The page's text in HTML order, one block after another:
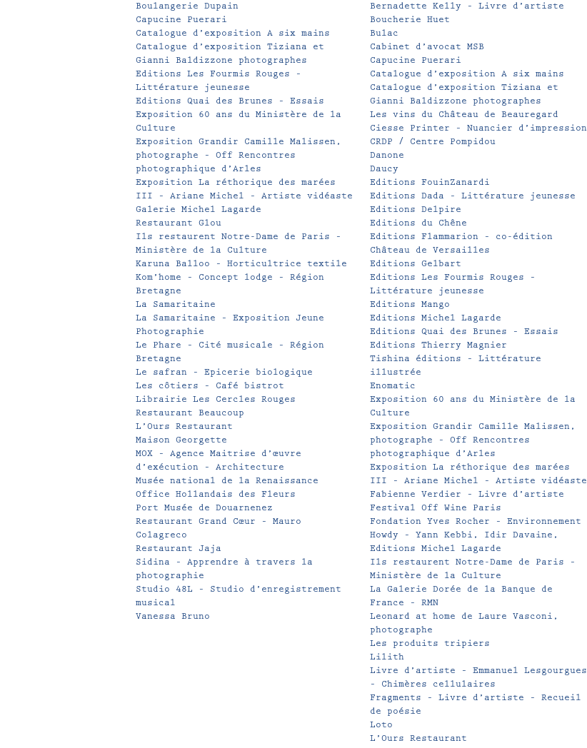
Boulangerie Dupain
Capucine Puerari
Catalogue d’exposition A six mains
Catalogue d’exposition Tiziana et
Gianni Baldizzone photographes
Editions Les Fourmis Rouges –
Littérature jeunesse
Editions Quai des Brunes – Essais
Exposition 60 ans du Ministère de la
Culture
Exposition Grandir Camille Malissen,
photographe – Off Rencontres
photographique d’Arles
Exposition La réthorique des marées
III – Ariane Michel – Artiste vidéaste
Galerie Michel Lagarde
Restaurant Glou
Ils restaurent Notre-Dame de Paris –
Ministère de la Culture
Karuna Balloo – Horticultrice textile
Kom’home – Concept lodge – Région
Bretagne
La Samaritaine
La Samaritaine – Exposition Jeune
Photographie
Le Phare – Cité musicale – Région
Bretagne
Le safran – Epicerie biologique
Les côtiers – Café bistrot
Librairie Les Cercles Rouges
Restaurant Beaucoup
L’Ours Restaurant
Maison Georgette
MOX – Agence Maitrise d’œuvre
d’exécution – Architecture
Musée national de la Renaissance
Office Hollandais des Fleurs
Port Musée de Douarnenez
Restaurant Grand Cœur – Mauro
Colagreco
Restaurant Jaja
Sidina – Apprendre à travers la
photographie
Studio 48L – Studio d’enregistrement
musical
Vanessa Bruno
Bernadette Kelly – Livre d’artiste
Boucherie Huet
Bulac
Cabinet d’avocat MSB
Capucine Puerari
Catalogue d’exposition A six mains
Catalogue d’exposition Tiziana et
Gianni Baldizzone photographes
Les vins du Château de Beauregard
Ciesse Printer – Nuancier d’impression
CRDP / Centre Pompidou
Danone
Daucy
Editions FouinZanardi
Editions Dada – Littérature jeunesse
Editions Delpire
Editions du Chêne
Editions Flammarion – co-édition
Château de Versailles
Editions Gelbart
Editions Les Fourmis Rouges –
Littérature jeunesse
Editions Mango
Editions Michel Lagarde
Editions Quai des Brunes – Essais
Editions Thierry Magnier
Tishina éditions – Littérature
illustrée
Enomatic
Exposition 60 ans du Ministère de la
Culture
Exposition Grandir Camille Malissen,
photographe – Off Rencontres
photographique d’Arles
Exposition La réthorique des marées
III – Ariane Michel – Artiste vidéaste
Fabienne Verdier – Livre d’artiste
Festival Off Wine Paris
Fondation Yves Rocher – Environnement
Howdy – Yann Kebbi, Idir Davaine,
Editions Michel Lagarde
Ils restaurent Notre-Dame de Paris –
Ministère de la Culture
La Galerie Dorée de la Banque de
France – RMN
Leonard at home de Laure Vasconi,
photographe
Les produits tripiers
Lilith
Livre d’artiste – Emmanuel Lesgourgues
– Chimères cellulaires
Fragments – Livre d’artiste – Recueil
de poésie
Loto
L’Ours Restaurant